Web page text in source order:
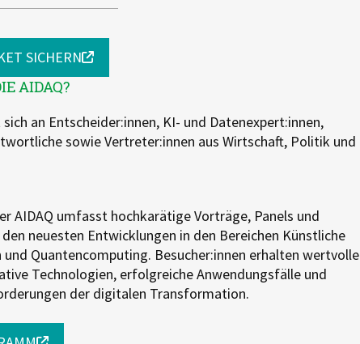
SICHERN
AIDAQ?
sich an Entscheider:innen, KI- und Datenexpert:innen,
sowie Vertreter:innen aus Wirtschaft, Politik und
AIDAQ umfasst hochkarätige Vorträge, Panels und
neuesten Entwicklungen in den Bereichen Künstliche
und Quantencomputing. Besucher:innen erhalten wertvolle
Technologien, erfolgreiche Anwendungsfälle und
der digitalen Transformation.